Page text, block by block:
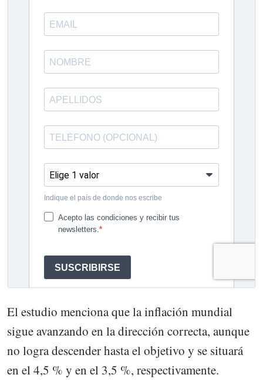
El estudio menciona que la inflación mundial
sigue avanzando en la dirección correcta, aunque
no logra descender hasta el objetivo y se situará
en el 4,5 % y en el 3,5 %, respectivamente.